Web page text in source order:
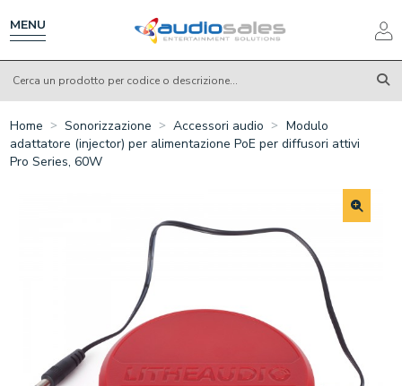
contenuto
principale
MENU
Home Sonorizzazione Accessori audio
Modulo
adattatore (injector) per alimentazione PoE per diffusori attivi
Pro Series, 60W